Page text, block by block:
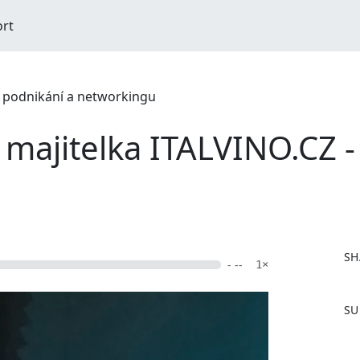
podnikání a networkingu
ITALVINO.CZ
- -- 1×
a